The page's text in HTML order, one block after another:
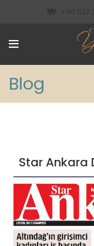
Blog
Star Ankara